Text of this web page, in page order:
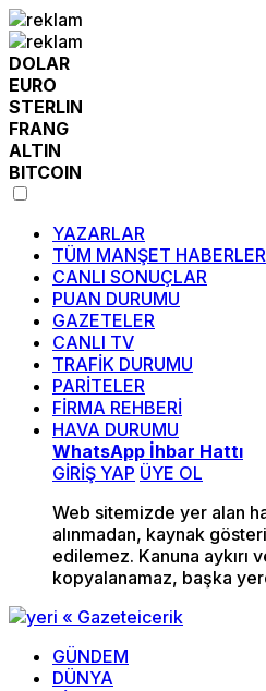
DOLAR
EURO
STERLIN
FRANG
ALTIN
BITCOIN
YAZARLAR
TÜM MANŞET
CANLI SONUÇLAR
PUAN DURUMU
GAZETELER
CANLI TV
TRAFİK DURUMU
PARİTELER
FİRMA REHBERİ
HAVA DURUMU
WhatsApp İhbar Hattı
GİRİŞ YAP ÜYE OL
Web sitemizde yer alan
alınmadan, kaynak
edilemez. Kanuna aykırı
kopyalanamaz, başka
GÜNDEM
DÜNYA